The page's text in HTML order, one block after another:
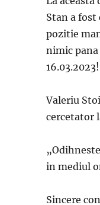
Stan a fost
pozitie
nimic pana
16.03.2023!
Valeriu
cercetator
in mediul
Sincere